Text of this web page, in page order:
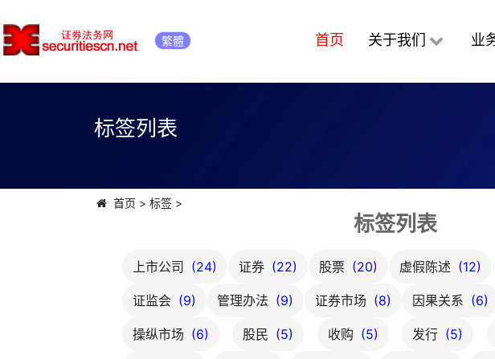
繁體 首页 关于我们 业
标签列表
首页 > 标签>
标签列表
上市公司 (24) 证券 (22) 股票 (20) 虚假陈述 (12)
证监会 (9) 管理办法 (9) 证券市场 (8) 因果关系 (6)
操纵市场 (6) 股民 (5) 收购 (5) 发行 (5)